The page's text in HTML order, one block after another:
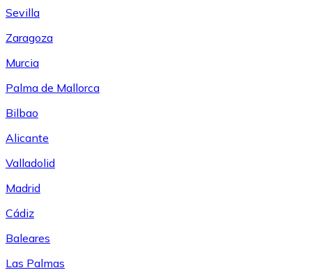
Sevilla
Zaragoza
Murcia
Palma de Mallorca
Bilbao
Alicante
Valladolid
Madrid
Cádiz
Baleares
Las Palmas